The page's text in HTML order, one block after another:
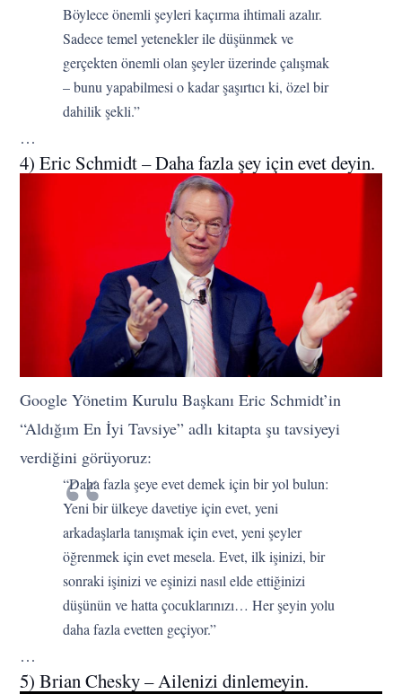
Böylece önemli şeyleri kaçırma ihtimali azalır.
Sadece temel yetenekler ile düşünmek ve
gerçekten önemli olan şeyler üzerinde çalışmak
– bunu yapabilmesi o kadar şaşırtıcı ki, özel bir
dahilik şekli.”
…
4) Eric Schmidt – Daha fazla şey için evet deyin.
Google Yönetim Kurulu Başkanı Eric Schmidt’in
“Aldığım En İyi Tavsiye” adlı kitapta şu tavsiyeyi
verdiğini görüyoruz:
“Daha fazla şeye evet demek için bir yol bulun:
Yeni bir ülkeye davetiye için evet, yeni
arkadaşlarla tanışmak için evet, yeni şeyler
öğrenmek için evet mesela. Evet, ilk işinizi, bir
sonraki işinizi ve eşinizi nasıl elde ettiğinizi
düşünün ve hatta çocuklarınızı… Her şeyin yolu
daha fazla evetten geçiyor.”
…
5) Brian Chesky – Ailenizi dinlemeyin.